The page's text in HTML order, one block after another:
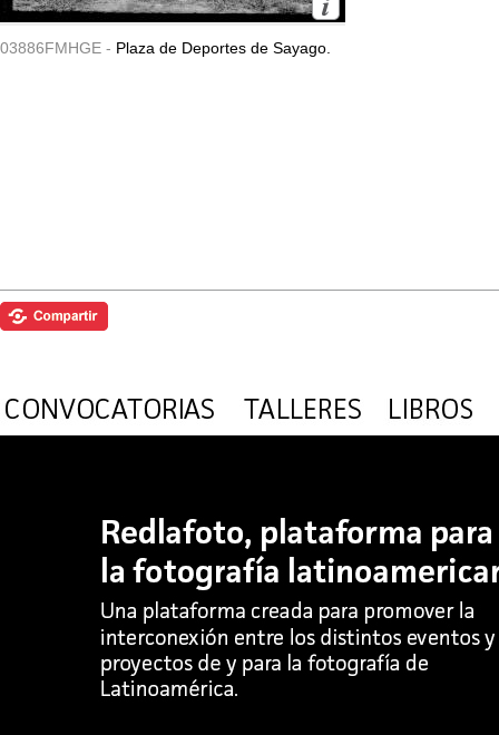
03886FMHGE - Plaza de Deportes de Sayago.